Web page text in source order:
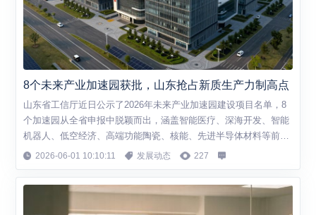
8个未来产业加速园获批，山东抢占新质生产力制高点
山东省工信厅近日公示了2026年未来产业加速园建设项目名单，8
个加速园从全省申报中脱颖而出，涵盖智能医疗、深海开发、智能
机器人、低空经济、高端功能陶瓷、核能、先进半导体材料等前沿
领域。这批加速园的遴选，标志着山东在培育新质生产力、抢占未
营、威海荣成、日照、德州八市，覆...
2026-06-01 10:10:11 发展动态 227